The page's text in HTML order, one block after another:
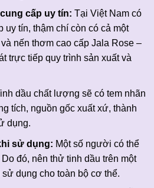
cấp uy tín: Tại Việt Nam có
uy tín, thậm chí còn có cả một
nến thơm cao cấp Jala Rose –
trực tiếp quy trình sản xuất và
dầu chất lượng sẽ có tem nhãn
tích, nguồn gốc xuất xứ, thành
dụng.
sử dụng: Một số người có thể
đó, nên thử tinh dầu trên một
dụng cho toàn bộ cơ thể.